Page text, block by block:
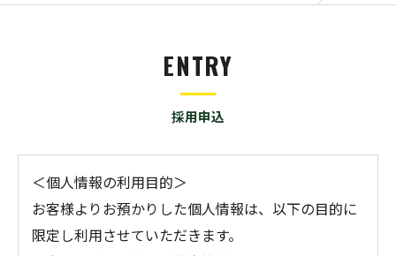
採用申込
ENTRY
＜個人情報の利用目的＞
お客様よりお預かりした個人情報は、以下の目的に
限定し利用させていただきます。